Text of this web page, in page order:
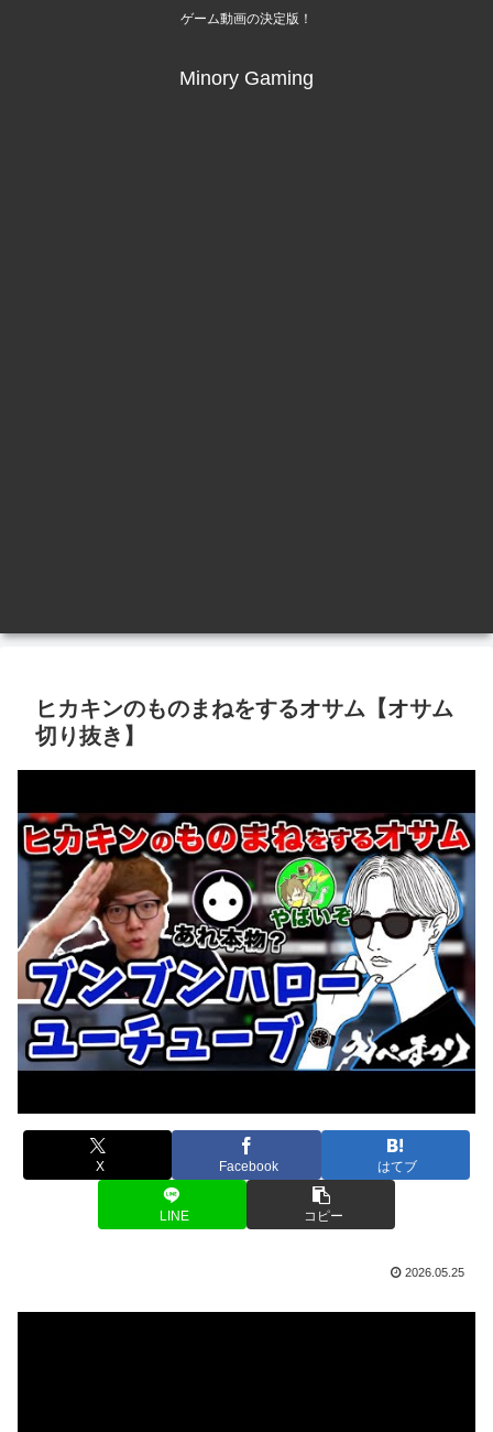
ゲーム動画の決定版！
Minory Gaming
ヒカキンのものまねをするオサム【オサム
切り抜き】
X Facebook はてブ
LINE コピー
2026.05.25